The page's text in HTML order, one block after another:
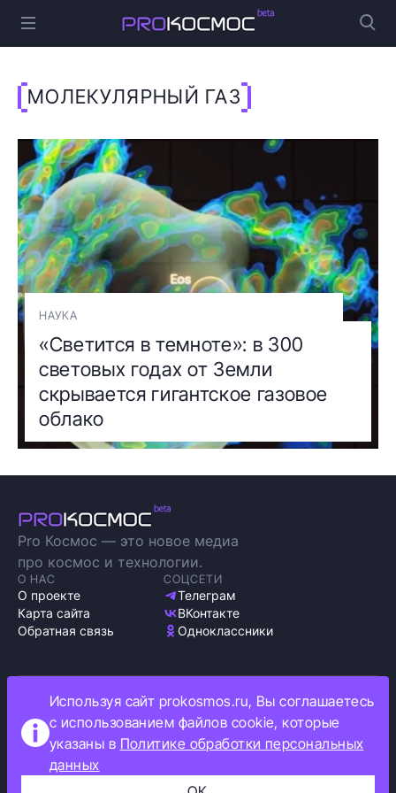
МОЛЕКУЛЯРНЫЙ ГАЗ
НАУКА
«Светится в темноте»: в 300
световых годах от Земли
скрывается гигантское газовое
облако
Pro Космос — это новое медиа
про космос и технологии.
О НАС
О проекте
Карта сайта
Обратная связь
СОЦСЕТИ
Телеграм
ВКонтакте
Одноклассники
Политика обработки персональных данных
Как мы используем cookie
Информация об ограничениях
Используя сайт prokosmos.ru, Вы соглашаетесь
с использованием файлов cookie, которые
указаны в Политике обработки персональных
данных